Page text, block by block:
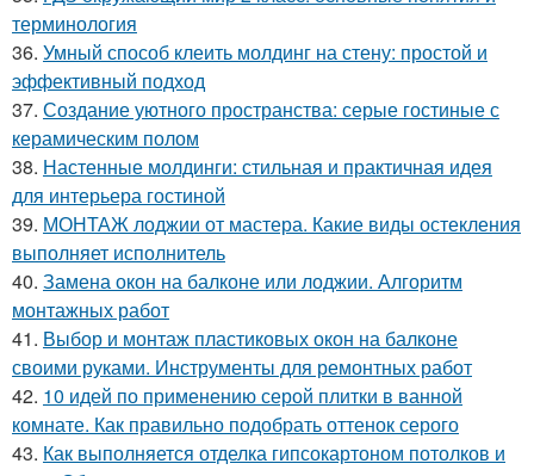
терминология
36. Умный способ клеить молдинг на стену: простой и
эффективный подход
37. Создание уютного пространства: серые гостиные с
керамическим полом
38. Настенные молдинги: стильная и практичная идея
для интерьера гостиной
39. МОНТАЖ лоджии от мастера. Какие виды остекления
выполняет исполнитель
40. Замена окон на балконе или лоджии. Алгоритм
монтажных работ
41. Выбор и монтаж пластиковых окон на балконе
своими руками. Инструменты для ремонтных работ
42. 10 идей по применению серой плитки в ванной
комнате. Как правильно подобрать оттенок серого
43. Как выполняется отделка гипсокартоном потолков и